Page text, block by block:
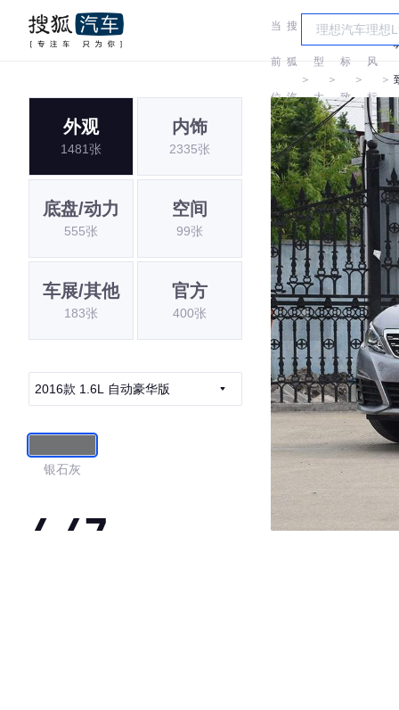
当
前
位
置:
搜
狐
汽
车
＞
车
型
大
全
＞
标
致
＞
东
风
标
致
＞
外观
1481张
内饰
2335张
底盘/动力
555张
空间
99张
车展/其他
183张
官方
400张
2016款 1.6L 自动豪华版
银石灰
4.47